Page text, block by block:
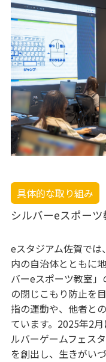
具体的な取り組み
シルバーeスポー
eスタジアム佐賀で
内の自治体とともに
バーeスポーツ教室
の閉じこもり防止を
指の運動や、他者と
ています。2025年2
ルバーゲームフェス
を創出し、生きがい